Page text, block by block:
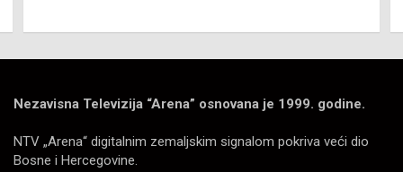
Nezavisna Televizija “Arena” osnovana je 1999. godine.
NTV „Arena“ digitalnim zemaljskim signalom pokriva veći dio
Bosne i Hercegovine.